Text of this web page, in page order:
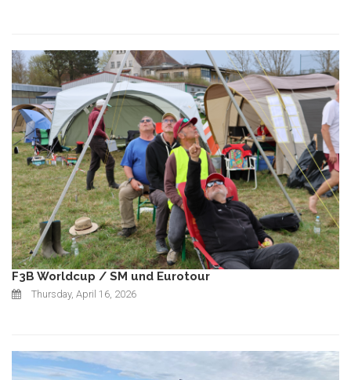
F3B Worldcup / SM und Eurotour
Thursday, April 16, 2026